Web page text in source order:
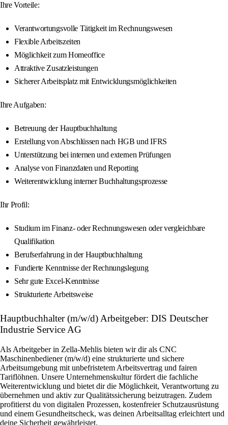
Ihre Vorteile:
Verantwortungsvolle Tätigkeit im Rechnungswesen
Flexible Arbeitszeiten
Möglichkeit zum Homeoffice
Attraktive Zusatzleistungen
Sicherer Arbeitsplatz mit Entwicklungsmöglichkeiten
Ihre Aufgaben:
Betreuung der Hauptbuchhaltung
Erstellung von Abschlüssen nach HGB und IFRS
Unterstützung bei internen und externen Prüfungen
Analyse von Finanzdaten und Reporting
Weiterentwicklung interner Buchhaltungsprozesse
Ihr Profil:
Studium im Finanz- oder Rechnungswesen oder vergleichbare
Qualifikation
Berufserfahrung in der Hauptbuchhaltung
Fundierte Kenntnisse der Rechnungslegung
Sehr gute Excel-Kenntnisse
Strukturierte Arbeitsweise
Hauptbuchhalter (m/w/d) Arbeitgeber: DIS Deutscher
Industrie Service AG
Als Arbeitgeber in Zella-Mehlis bieten wir dir als CNC
Maschinenbediener (m/w/d) eine strukturierte und sichere
Arbeitsumgebung mit unbefristetem Arbeitsvertrag und fairen
Tariflöhnen. Unsere Unternehmenskultur fördert die fachliche
Weiterentwicklung und bietet dir die Möglichkeit, Verantwortung zu
übernehmen und aktiv zur Qualitätssicherung beizutragen. Zudem
profitierst du von digitalen Prozessen, kostenfreier Schutzausrüstung
und einem Gesundheitscheck, was deinen Arbeitsalltag erleichtert und
deine Sicherheit gewährleistet.